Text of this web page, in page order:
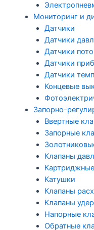
Мониторинг и
Датчики
Датчики
Датчики
Датчики
Датчики
Концевые
Запорно-
Ввертные
Запорные
Клапаны
Катушки
Клапаны
Клапаны
Напорные
Обратные